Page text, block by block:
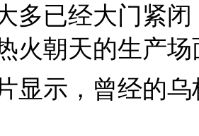
多已经大门紧
火朝天的生产场
显示，曾经的